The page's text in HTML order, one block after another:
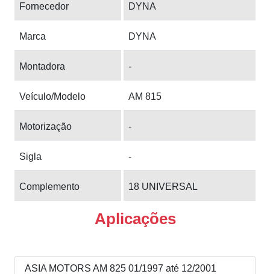
Fornecedor DYNA
Marca DYNA
Montadora -
Veículo/Modelo AM 815
Motorização -
Sigla -
Complemento 18 UNIVERSAL
Aplicações
ASIA MOTORS AM 825 01/1997 até 12/2001